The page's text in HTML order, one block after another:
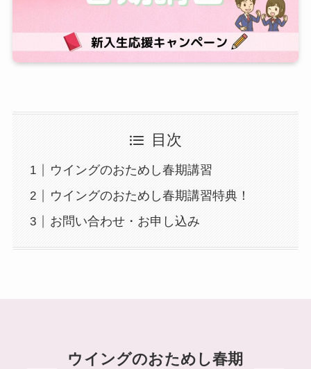
目次
ウイングのおためし春期講習
ウイングのおためし春期講習特典！
お問い合わせ・お申し込み
ウイングのおためし春期